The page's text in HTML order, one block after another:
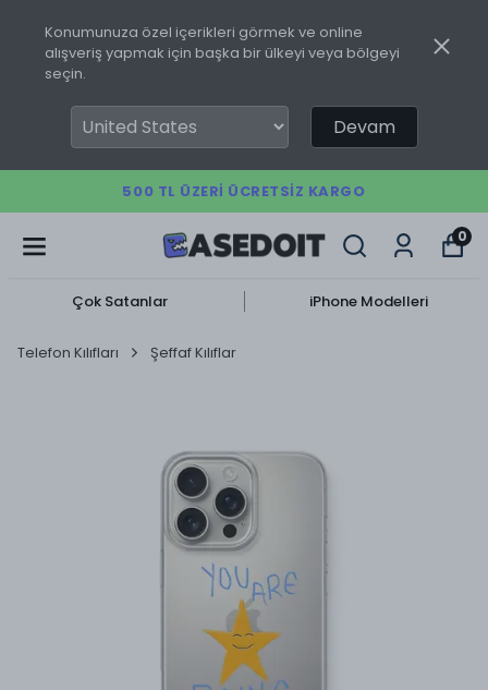
Konumunuza özel içerikleri görmek ve online
alışveriş yapmak için başka bir ülkeyi veya bölgeyi
seçin.
Devam
500 TL ÜZERI ÜCRETSIZ KARGO
0
Çok Satanlar iPhone Modelleri
Telefon Kılıfları Şeffaf Kılıflar